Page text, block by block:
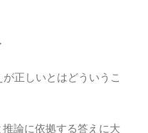
正しいとはどういうこ
論に依拠する答えに大